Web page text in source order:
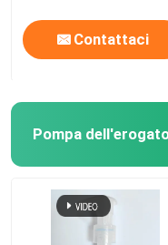
Contattaci
Pompa